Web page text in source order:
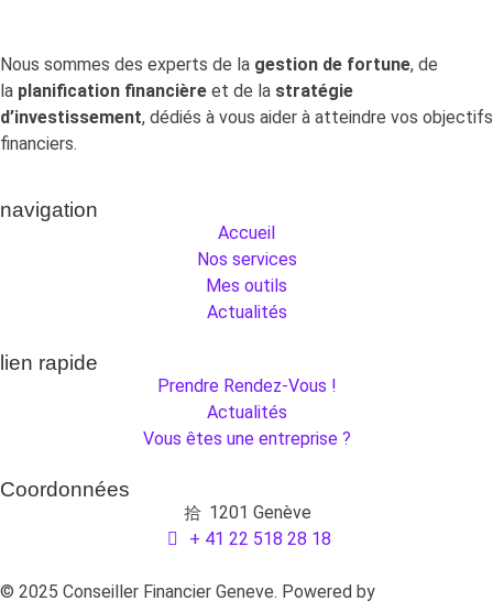
Nous sommes des experts de la gestion de fortune, de
la planification financière et de la stratégie
d’investissement, dédiés à vous aider à atteindre vos objectifs
financiers.
navigation
Accueil
Nos services
Mes outils
Actualités
lien rapide
Prendre Rendez-Vous !
Actualités
Vous êtes une entreprise ?
Coordonnées
1201 Genève
+ 41 22 518 28 18
© 2025 Conseiller Financier Geneve. Powered by